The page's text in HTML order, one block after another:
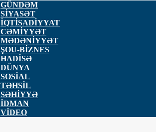
GÜNDƏM
SİYASƏT
İQTİSADİYYAT
CƏMİYYƏT
MƏDƏNİYYƏT
ŞOU-BİZNES
HADİSƏ
DÜNYA
SOSİAL
TƏHSİL
SƏHİYYƏ
İDMAN
VİDEO